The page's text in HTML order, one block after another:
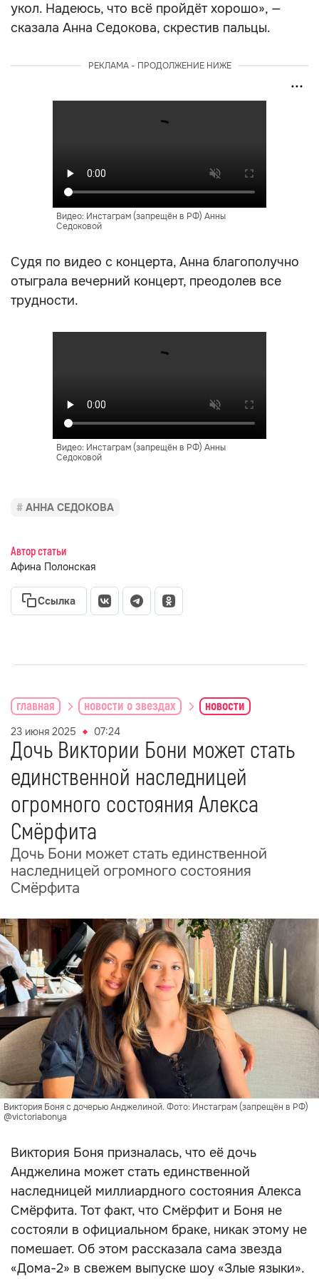
укол. Надеюсь, что всё пройдёт хорошо», —
сказала Анна Седокова, скрестив пальцы.
РЕКЛАМА - ПРОДОЛЖЕНИЕ НИЖЕ
Видео: Инстаграм (запрещён в РФ) Анны
Седоковой
Судя по видео с концерта, Анна благополучно
отыграла вечерний концерт, преодолев все
трудности.
Видео: Инстаграм (запрещён в РФ) Анны
Седоковой
АННА СЕДОКОВА
Автор статьи
Афина Полонская
Ссылка
главная новости о звездах новости
23 июня 2025 07:24
Дочь Виктории Бони может стать
единственной наследницей
огромного состояния Алекса
Смёрфита
Дочь Бони может стать единственной
наследницей огромного состояния
Смёрфита
Виктория Боня с дочерью Анджелиной. Фото: Инстаграм (запрещён в РФ)
@victoriabonya
Виктория Боня призналась, что её дочь
Анджелина может стать единственной
наследницей миллиардного состояния Алекса
Смёрфита. Тот факт, что Смёрфит и Боня не
состояли в официальном браке, никак этому не
помешает. Об этом рассказала сама звезда
«Дома-2» в свежем выпуске шоу «Злые языки».